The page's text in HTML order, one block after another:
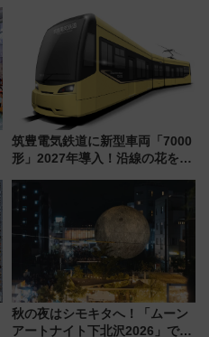
筑豊電気鉄道に新型車両「7000
形」2027年導入！沿線の花をイ
内は落ち着いたゆとりある空間
に
秋の夜はシモキタへ！「ムーン
アートナイト下北沢2026」でイ